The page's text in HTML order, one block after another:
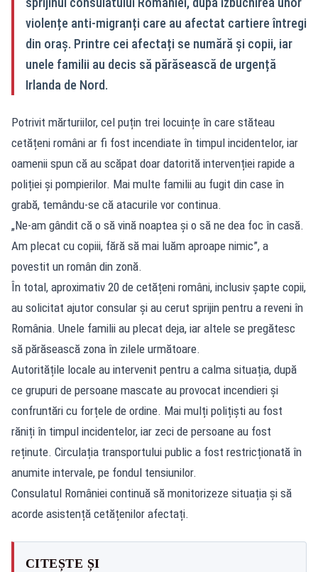
violențe anti-migranți care au afectat cartiere întregi
din oraș. Printre cei afectați se numără și copii, iar
unele familii au decis să părăsească de urgență
Irlanda de Nord.
Potrivit mărturiilor, cel puțin trei locuințe în care stăteau
cetățeni români ar fi fost incendiate în timpul incidentelor, iar
oamenii spun că au scăpat doar datorită intervenției rapide a
poliției și pompierilor. Mai multe familii au fugit din case în
grabă, temându-se că atacurile vor continua.
„Ne-am gândit că o să vină noaptea și o să ne dea foc în casă.
Am plecat cu copiii, fără să mai luăm aproape nimic”, a
povestit un român din zonă.
În total, aproximativ 20 de cetățeni români, inclusiv șapte copii,
au solicitat ajutor consular și au cerut sprijin pentru a reveni în
România. Unele familii au plecat deja, iar altele se pregătesc
să părăsească zona în zilele următoare.
Autoritățile locale au intervenit pentru a calma situația, după
ce grupuri de persoane mascate au provocat incendieri și
confruntări cu forțele de ordine. Mai mulți polițiști au fost
răniți în timpul incidentelor, iar zeci de persoane au fost
reținute. Circulația transportului public a fost restricționată în
anumite intervale, pe fondul tensiunilor.
Consulatul României continuă să monitorizeze situația și să
acorde asistență cetățenilor afectați.
CITEȘTE ȘI